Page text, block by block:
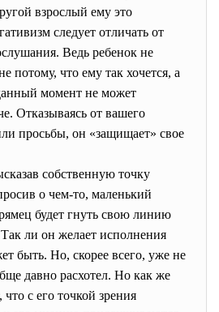
взрослый ему это
следует отличать от
Ведь ребенок не
потому, что ему так хочется, а
момент не может
Отказываясь от вашего
просьбы, он «защищает» свое
собственную точку
о чем-то, маленький
будет гнуть свою линию
ли он желает исполнения
быть. Но, скорее всего, уже не
давно расхотел. Но как же
с его точкой зрения